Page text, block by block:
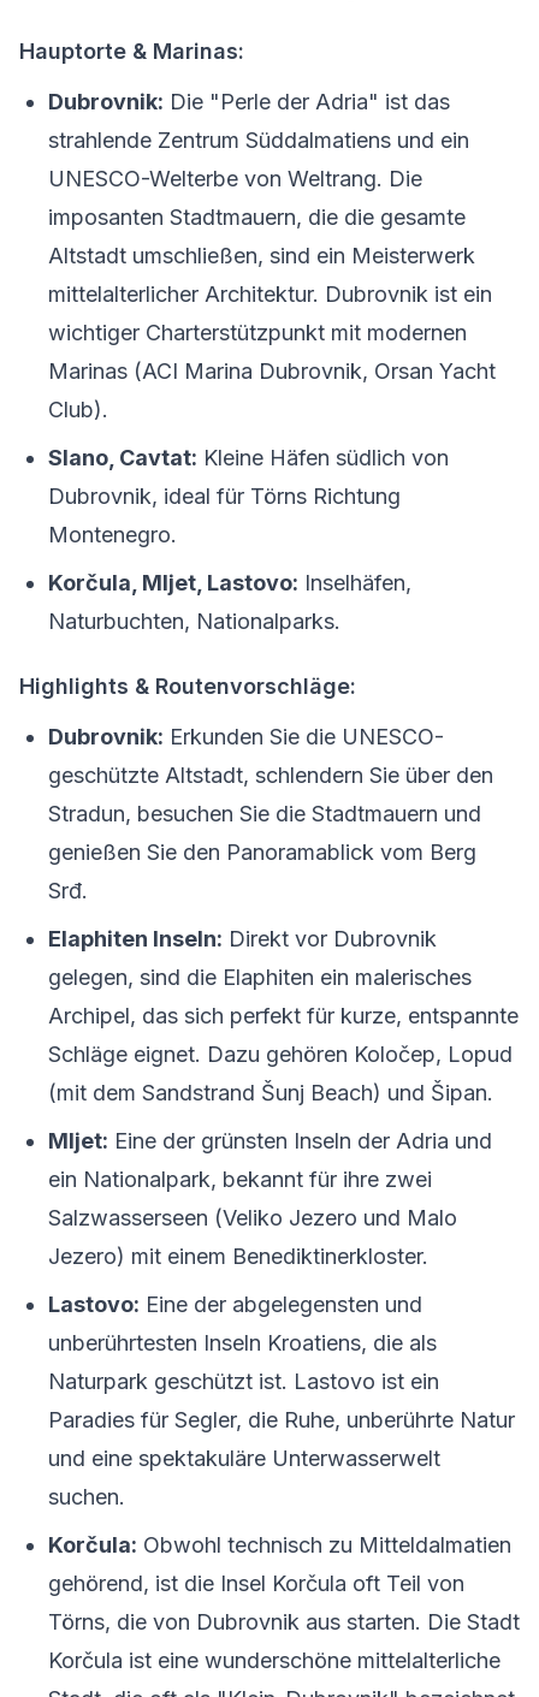
Hauptorte & Marinas:
Dubrovnik: Die "Perle der Adria" ist das
strahlende Zentrum Süddalmatiens und ein
UNESCO-Welterbe von Weltrang. Die
imposanten Stadtmauern, die die gesamte
Altstadt umschließen, sind ein Meisterwerk
mittelalterlicher Architektur. Dubrovnik ist ein
wichtiger Charterstützpunkt mit modernen
Marinas (ACI Marina Dubrovnik, Orsan Yacht
Club).
Slano, Cavtat: Kleine Häfen südlich von
Dubrovnik, ideal für Törns Richtung
Montenegro.
Korčula, Mljet, Lastovo: Inselhäfen,
Naturbuchten, Nationalparks.
Highlights & Routenvorschläge:
Dubrovnik: Erkunden Sie die UNESCO-
geschützte Altstadt, schlendern Sie über den
Stradun, besuchen Sie die Stadtmauern und
genießen Sie den Panoramablick vom Berg
Srđ.
Elaphiten Inseln: Direkt vor Dubrovnik
gelegen, sind die Elaphiten ein malerisches
Archipel, das sich perfekt für kurze, entspannte
Schläge eignet. Dazu gehören Koločep, Lopud
(mit dem Sandstrand Šunj Beach) und Šipan.
Mljet: Eine der grünsten Inseln der Adria und
ein Nationalpark, bekannt für ihre zwei
Salzwasserseen (Veliko Jezero und Malo
Jezero) mit einem Benediktinerkloster.
Lastovo: Eine der abgelegensten und
unberührtesten Inseln Kroatiens, die als
Naturpark geschützt ist. Lastovo ist ein
Paradies für Segler, die Ruhe, unberührte Natur
und eine spektakuläre Unterwasserwelt
suchen.
Korčula: Obwohl technisch zu Mitteldalmatien
gehörend, ist die Insel Korčula oft Teil von
Törns, die von Dubrovnik aus starten. Die Stadt
Korčula ist eine wunderschöne mittelalterliche